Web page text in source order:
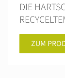
DIE
ZUM